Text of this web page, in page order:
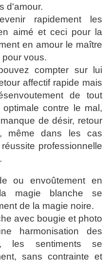
d'amour.
rapidement les
aimé et ceci pour la
en amour le maître
vous.
compter sur lui
affectif rapide mais
de tout
contre le mal,
de désir, retour
même dans les cas
professionnelle
ou envoûtement en
magie blanche se
de la magie noire.
avec bougie et photo
harmonisation des
les sentiments se
sans contrainte et